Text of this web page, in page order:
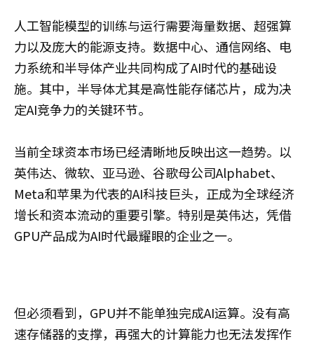
人工智能模型的训练与运行需要海量数据、超强算
力以及庞大的能源支持。数据中心、通信网络、电
力系统和半导体产业共同构成了AI时代的基础设
施。其中，半导体尤其是高性能存储芯片，成为决
定AI竞争力的关键环节。
当前全球资本市场已经清晰地反映出这一趋势。以
英伟达、微软、亚马逊、谷歌母公司Alphabet、
Meta和苹果为代表的AI科技巨头，正成为全球经济
增长和资本流动的重要引擎。特别是英伟达，凭借
GPU产品成为AI时代最耀眼的企业之一。
但必须看到，GPU并不能单独完成AI运算。没有高
速存储器的支撑，再强大的计算能力也无法发挥作